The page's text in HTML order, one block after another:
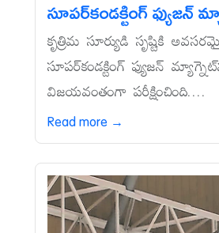
సూపర్‌కండక్టింగ్‌ ఫ్యుజన్‌
కృత్రిమ సూర్యుడి సృష్టికి
సూపర్‌కండక్టింగ్‌ ఫ్యుజన్‌
విజయవంతంగా పరీక్షించింది....
Read more →